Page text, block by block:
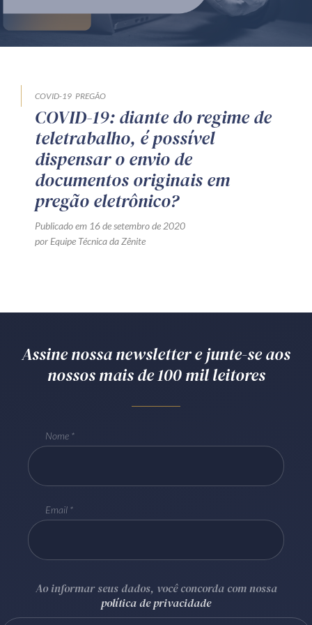
Produtos e serviços
Orientação por Escrito
Mentoria Zênite
Capacitação
Zênite Online
Eventos presenciais
Zênite in Company
Curitiba/PR CEP
COVID-19 PREGÃO
COVID-19: diante do regime de
teletrabalho, é possível
dispensar o envio de
documentos originais em
pregão eletrônico?
Publicado em 16 de setembro de 2020
por Equipe Técnica da Zênite
Assine nossa newsletter e junte-se aos
nossos mais de 100 mil leitores
Nome
Email
Ao informar seus dados, você concorda com nossa
política de privacidade